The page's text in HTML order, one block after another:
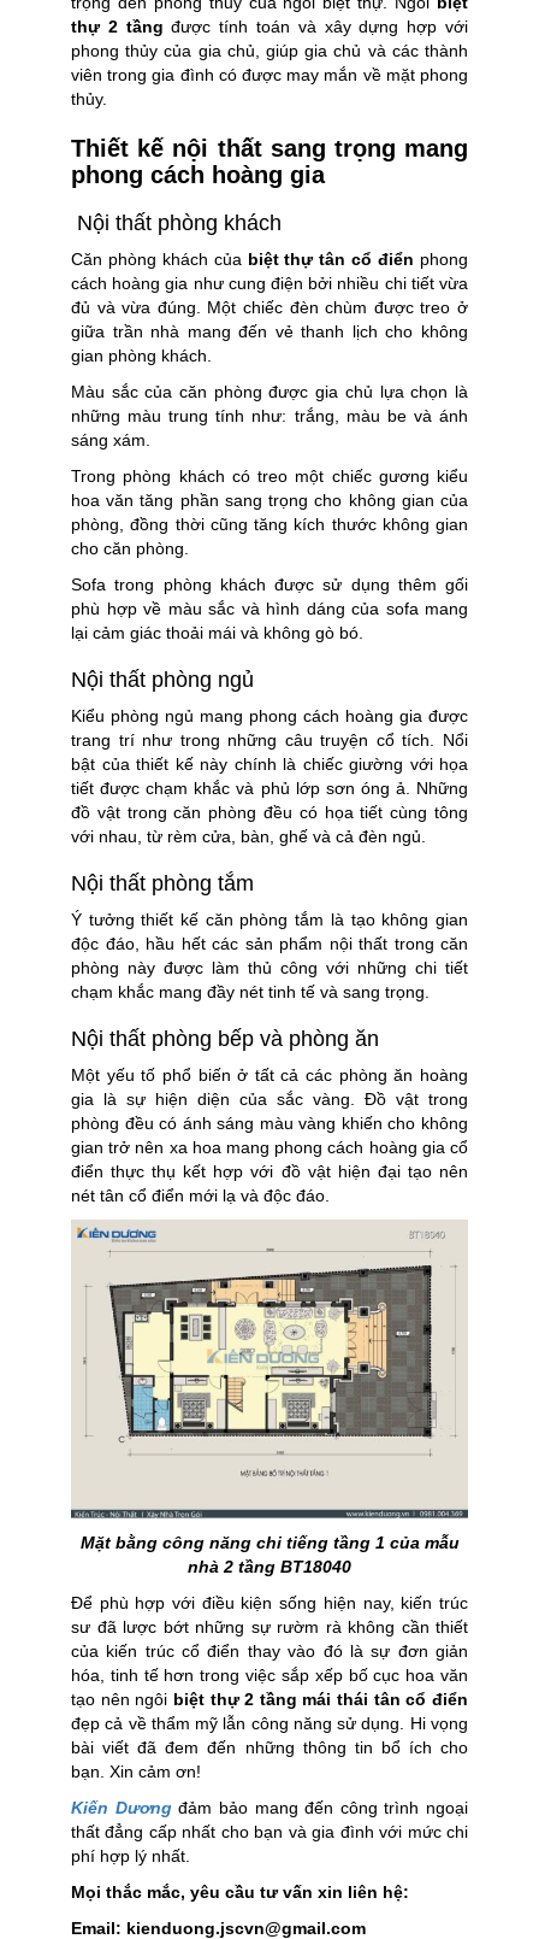
thự 2 tầng được tính toán và xây dựng hợp với
phong thủy của gia chủ, giúp gia chủ và các thành
viên trong gia đình có được may mắn về mặt phong
thủy.
Thiết kế nội thất sang trọng mang
phong cách hoàng gia
Nội thất phòng khách
Căn phòng khách của biệt thự tân cổ điển phong
cách hoàng gia như cung điện bởi nhiều chi tiết vừa
đủ và vừa đúng. Một chiếc đèn chùm được treo ở
giữa trần nhà mang đến vẻ thanh lịch cho không
gian phòng khách.
Màu sắc của căn phòng được gia chủ lựa chọn là
những màu trung tính như: trắng, màu be và ánh
sáng xám.
Trong phòng khách có treo một chiếc gương kiểu
hoa văn tăng phần sang trọng cho không gian của
phòng, đồng thời cũng tăng kích thước không gian
cho căn phòng.
Sofa trong phòng khách được sử dụng thêm gối
phù hợp về màu sắc và hình dáng của sofa mang
lại cảm giác thoải mái và không gò bó.
Nội thất phòng ngủ
Kiểu phòng ngủ mang phong cách hoàng gia được
trang trí như trong những câu truyện cổ tích. Nổi
bật của thiết kế này chính là chiếc giường với họa
tiết được chạm khắc và phủ lớp sơn óng ả. Những
đồ vật trong căn phòng đều có họa tiết cùng tông
với nhau, từ rèm cửa, bàn, ghế và cả đèn ngủ.
Nội thất phòng tắm
Ý tưởng thiết kế căn phòng tắm là tạo không gian
độc đáo, hầu hết các sản phẩm nội thất trong căn
phòng này được làm thủ công với những chi tiết
chạm khắc mang đầy nét tinh tế và sang trọng.
Nội thất phòng bếp và phòng ăn
Một yếu tố phổ biến ở tất cả các phòng ăn hoàng
gia là sự hiện diện của sắc vàng. Đồ vật trong
phòng đều có ánh sáng màu vàng khiến cho không
gian trở nên xa hoa mang phong cách hoàng gia cổ
điển thực thụ kết hợp với đồ vật hiện đại tạo nên
nét tân cổ điển mới lạ và độc đáo.
Mặt bằng công năng chi tiếng tầng 1 của mẫu
nhà 2 tầng BT18040
Để phù hợp với điều kiện sống hiện nay, kiến trúc
sư đã lược bớt những sự rườm rà không cần thiết
của kiến trúc cổ điển thay vào đó là sự đơn giản
hóa, tinh tế hơn trong việc sắp xếp bố cục hoa văn
tạo nên ngôi biệt thự 2 tầng mái thái tân cổ điển
đẹp cả về thẩm mỹ lẫn công năng sử dụng. Hi vọng
bài viết đã đem đến những thông tin bổ ích cho
bạn. Xin cảm ơn!
Kiến Dươngđảm bảo mang đến công trình ngoại
thất đẳng cấp nhất cho bạn và gia đình với mức chi
phí hợp lý nhất.
Mọi thắc mắc, yêu cầu tư vấn xin liên hệ:
Email: kienduong.jscvn@gmail.com